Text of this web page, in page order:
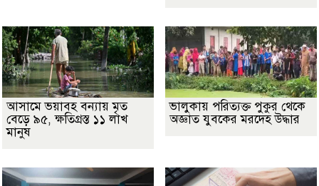
আসামে ভয়াবহ বন্যায় মৃত
বেড়ে ৯৫, ক্ষতিগ্রস্ত ১১ লাখ
মানুষ
ভালুকায় পরিত্যক্ত পুকুর থেকে
অজ্ঞাত যুবকের মরদেহ উদ্ধার